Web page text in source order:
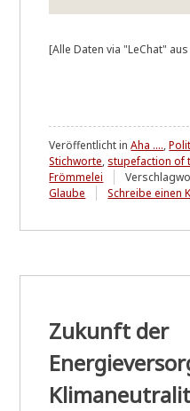
[Alle Daten via "LeChat"
Veröffentlicht inAha ....,
Stichworte, stupefaction of
Frömmelei
Glaube
Schreibe einen
Zukunft der